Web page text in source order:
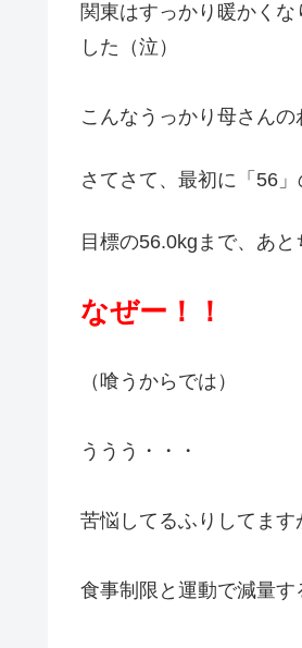
関東はすっかり暖かく
した（泣）
こんなうっかり母さん
さてさて、最初に「56
目標の56.0kgまで、あ
なぜー！！
（喰うからでは）
ううう・・・
苦悩してるふりしてます
食事制限と運動で減量す